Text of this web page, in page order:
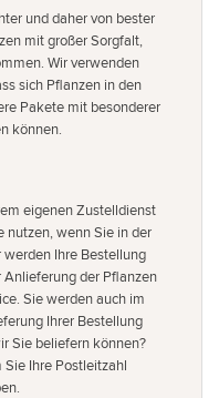
und daher von bester
mit großer Sorgfalt,
Wir verwenden
sich Pflanzen in den
Pakete mit besonderer
können.
eigenen Zustelldienst
nutzen, wenn Sie in der
Ihre Bestellung
der Pflanzen
Sie werden auch im
Ihrer Bestellung
Sie beliefern können?
Ihre Postleitzahl